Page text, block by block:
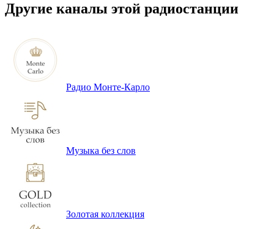
Другие каналы этой радиостанции
Радио Монте-Карло
Музыка без слов
Золотая коллекция